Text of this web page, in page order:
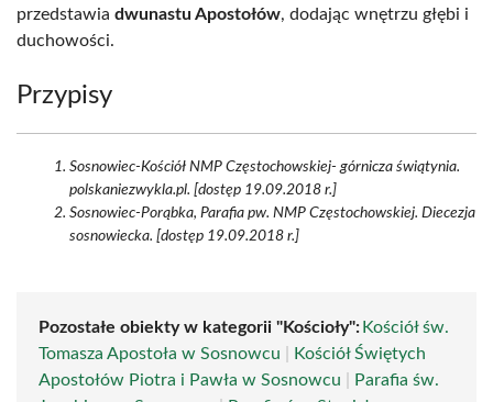
przedstawia dwunastu Apostołów, dodając wnętrzu głębi i
duchowości.
Przypisy
Sosnowiec-Kościół NMP Częstochowskiej- górnicza świątynia.
polskaniezwykla.pl. [dostęp 19.09.2018 r.]
Sosnowiec-Porąbka, Parafia pw. NMP Częstochowskiej. Diecezja
sosnowiecka. [dostęp 19.09.2018 r.]
Pozostałe obiekty w kategorii "Kościoły": Kościół św.
Tomasza Apostoła w Sosnowcu
Kościół Świętych
Apostołów Piotra i Pawła w Sosnowcu
Parafia św.